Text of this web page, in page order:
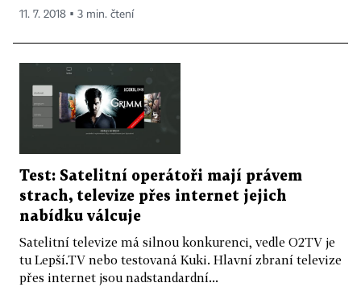
11. 7. 2018 ▪ 3 min. čtení
Test: Satelitní operátoři mají právem
strach, televize přes internet jejich
nabídku válcuje
Satelitní televize má silnou konkurenci, vedle O2TV je
tu Lepší.TV nebo testovaná Kuki. Hlavní zbraní televize
přes internet jsou nadstandardní...